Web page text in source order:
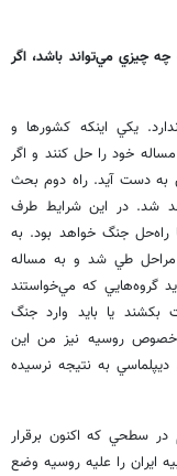
چه چيزي مي‌تواند باشد، اگر
يكي اينكه كشورها و
خود را حل كنند و اگر
به دست آيد. راه دوم بحث
شد. در اين شرايط طرف
راه‌حل جنگ خواهد بود. به
مراحل طي شد و به مساله
گروه‌هايي كه مي‌خواستند
يا بايد وارد جنگ
خصوص روسيه نيز من اين
به نتيجه نرسيده
در سطحي كه اكنون برقرار
ايران را عليه روسيه وضع